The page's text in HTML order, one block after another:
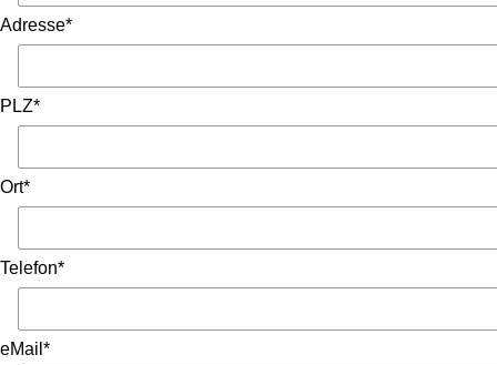
Adresse*
PLZ*
Ort*
Telefon*
eMail*